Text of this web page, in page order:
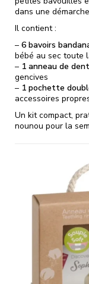
dans une
Il contient :
– 6 bavoirs
bébé au sec toute
– 1 anneau de
gencives
– 1 pochette
accessoires
Un kit compact,
nounou pour la